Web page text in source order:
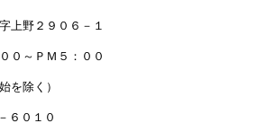
上野２９０６－１
０～ＰＭ５：００
を除く）
６０１０